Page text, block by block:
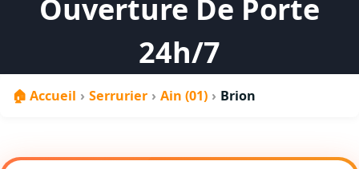
Ouverture De Porte
24h/7
🏠 Accueil › Serrurier › Ain (01) › Brion